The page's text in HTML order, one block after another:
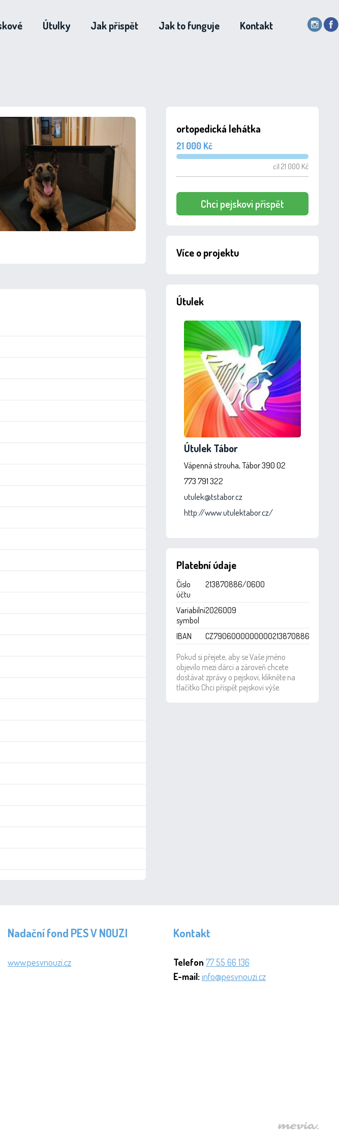
Útulky Jak přispět Jak to funguje Kontakt
ortopedická lehátka
21 000 Kč
cíl 21 000 Kč
Chci pejskovi přispět
Více o projektu
Útulek
Útulek Tábor
Vápenná strouha, Tábor 390 02
773 791 322
utulek@tstabor.cz
http://www.utulektabor.cz/
Platební údaje
Číslo
účtu
213870886/0600
Variabilní
symbol
2026009
IBAN CZ7906000000000213870886
Pokud si přejete, aby se Vaše jméno
objevilo mezi dárci a zároveň chcete
dostávat zprávy o pejskovi, klikněte na
tlačítko Chci přispět pejskovi výše.
Nadační fond PES V NOUZI
www.pesvnouzi.cz
Kontakt
Telefon 77 55 66 136
E-mail:info@pesvnouzi.cz